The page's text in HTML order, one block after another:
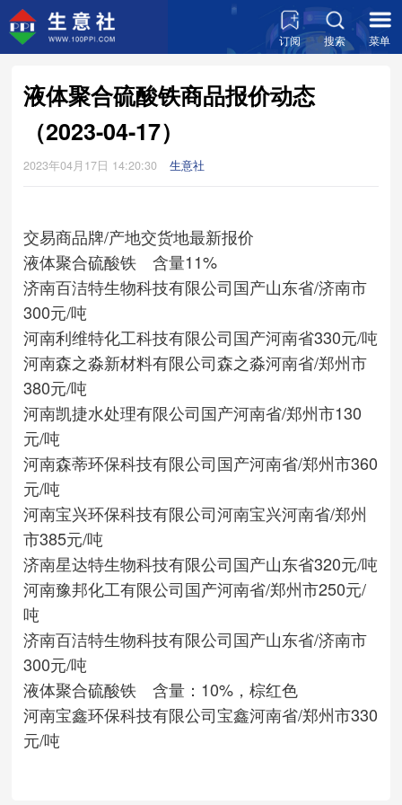
订阅 搜索 菜单
液体聚合硫酸铁商品报价动态
（2023-04-17）
2023年04月17日 14:20:30 生意社
交易商品牌/产地交货地最新报价
液体聚合硫酸铁 含量11%
济南百洁特生物科技有限公司国产山东省/济南市
300元/吨
河南利维特化工科技有限公司国产河南省330元/吨
河南森之淼新材料有限公司森之淼河南省/郑州市
380元/吨
河南凯捷水处理有限公司国产河南省/郑州市130
元/吨
河南森蒂环保科技有限公司国产河南省/郑州市360
元/吨
河南宝兴环保科技有限公司河南宝兴河南省/郑州
市385元/吨
济南星达特生物科技有限公司国产山东省320元/吨
河南豫邦化工有限公司国产河南省/郑州市250元/
吨
济南百洁特生物科技有限公司国产山东省/济南市
300元/吨
液体聚合硫酸铁 含量：10%，棕红色
河南宝鑫环保科技有限公司宝鑫河南省/郑州市330
元/吨